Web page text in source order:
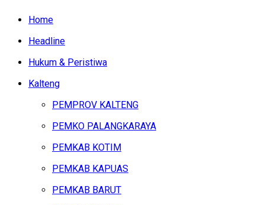
Home
Headline
Hukum & Peristiwa
Kalteng
PEMPROV KALTENG
PEMKO PALANGKARAYA
PEMKAB KOTIM
PEMKAB KAPUAS
PEMKAB BARUT